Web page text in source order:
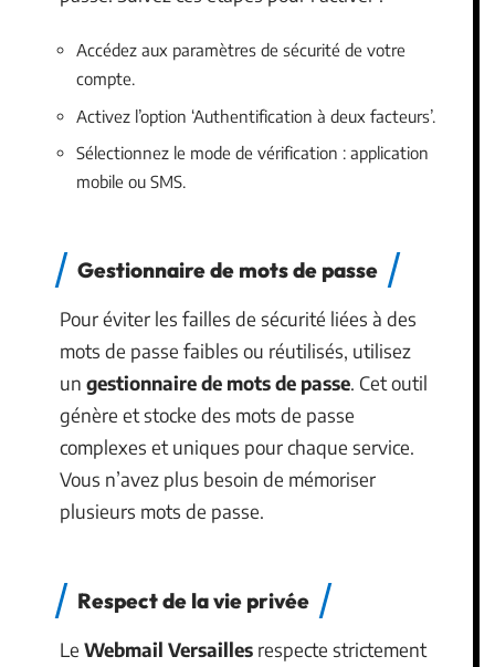
Accédez aux paramètres de sécurité de votre
compte.
Activez l’option ‘Authentification à deux facteurs’.
Sélectionnez le mode de vérification : application
mobile ou SMS.
Gestionnaire de mots de passe
Pour éviter les failles de sécurité liées à des
mots de passe faibles ou réutilisés, utilisez
un gestionnaire de mots de passe. Cet outil
génère et stocke des mots de passe
complexes et uniques pour chaque service.
Vous n’avez plus besoin de mémoriser
plusieurs mots de passe.
Respect de la vie privée
Le Webmail Versailles respecte strictement